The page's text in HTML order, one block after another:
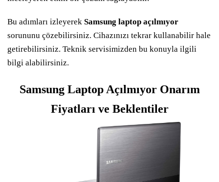
Bu adımları izleyerek Samsung laptop açılmıyor
sorununu çözebilirsiniz. Cihazınızı tekrar kullanabilir hale
getirebilirsiniz. Teknik servisimizden bu konuyla ilgili
bilgi alabilirsiniz.
Samsung Laptop Açılmıyor Onarım
Fiyatları ve Beklentiler